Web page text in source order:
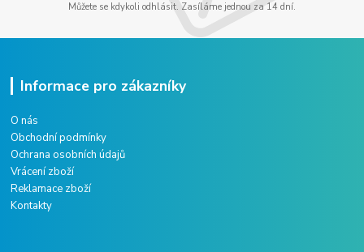
Můžete se kdykoli odhlásit. Zasíláme jednou za 14 dní.
Informace pro zákazníky
O nás
Obchodní podmínky
Ochrana osobních údajů
Vrácení zboží
Reklamace zboží
Kontakty